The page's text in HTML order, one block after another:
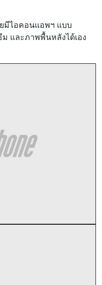
มีไอคอนแอพฯ แบบ
และภาพพื้นหลังได้เอง